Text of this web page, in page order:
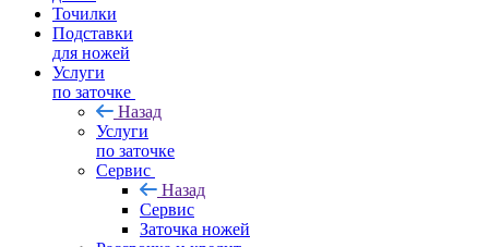
Точилки
Подставки
для ножей
Услуги
по заточке
Назад
Услуги
по заточке
Сервис
Назад
Сервис
Заточка ножей